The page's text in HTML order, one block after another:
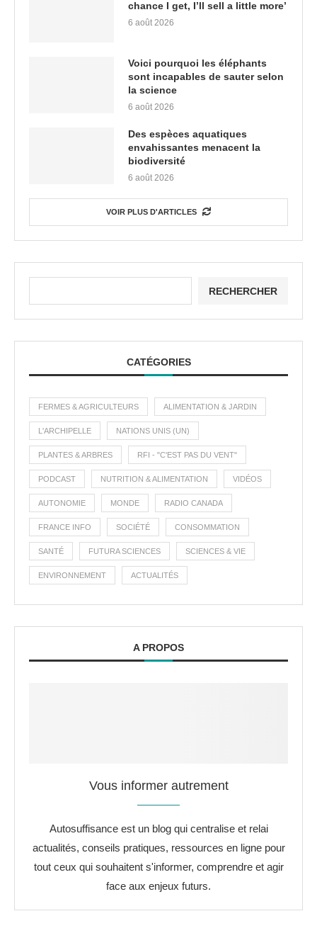
chance I get, I’ll sell a little more’
6 août 2026
Voici pourquoi les éléphants
sont incapables de sauter selon
la science
6 août 2026
Des espèces aquatiques
envahissantes menacent la
biodiversité
6 août 2026
VOIR PLUS D'ARTICLES
RECHERCHER
CATÉGORIES
FERMES & AGRICULTEURS ALIMENTATION & JARDIN
L'ARCHIPELLE NATIONS UNIS (UN)
PLANTES & ARBRES RFI - "C'EST PAS DU VENT"
PODCAST NUTRITION & ALIMENTATION VIDÉOS
AUTONOMIE MONDE RADIO CANADA
FRANCE INFO SOCIÉTÉ CONSOMMATION
SANTÉ FUTURA SCIENCES SCIENCES & VIE
ENVIRONNEMENT ACTUALITÉS
A PROPOS
Vous informer autrement
Autosuffisance est un blog qui centralise et relai
actualités, conseils pratiques, ressources en ligne pour
tout ceux qui souhaitent s'informer, comprendre et agir
face aux enjeux futurs.